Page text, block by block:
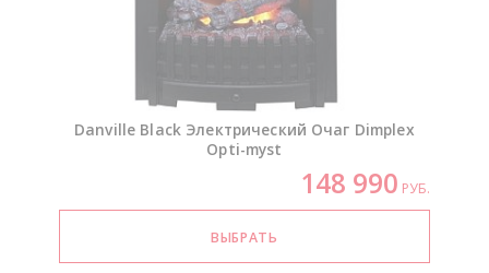
Danville Black Электрический Очаг Dimplex
Opti-myst
148 990 РУБ.